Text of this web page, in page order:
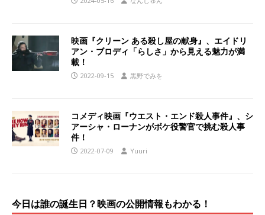
映画『クリーン ある殺し屋の献身』、エイドリ
アン・ブロディ「らしさ」から見える魅力が満
載！
2022-09-15 黒野でみを
コメディ映画『ウエスト・エンド殺人事件』、シ
アーシャ・ローナンがボケ役警官で挑む殺人事
件！
2022-07-09 Yuuri
今日は誰の誕生日？映画の公開情報もわかる！